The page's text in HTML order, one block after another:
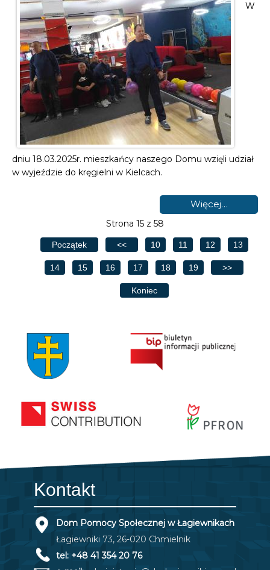
W
dniu 18.03.2025r. mieszkańcy naszego Domu wzięli udział
w wyjeździe do kręgielni w Kielcach.
Więcej…
Strona 15 z 58
Początek << 10 11 12 13
14 15 16 17 18 19 >>
Koniec
Kontakt
Dom Pomocy Społecznej w Łagiewnikach
Łagiewniki 73, 26-020 Chmielnik
tel: +48 41 354 20 76